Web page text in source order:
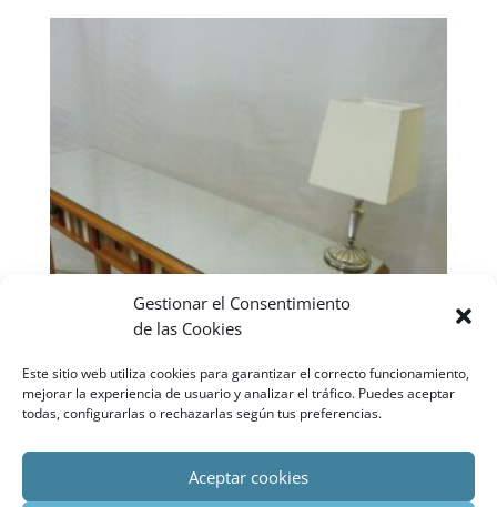
Gestionar el Consentimiento
de las Cookies
Este sitio web utiliza cookies para garantizar el correcto funcionamiento,
mejorar la experiencia de usuario y analizar el tráfico. Puedes aceptar
todas, configurarlas o rechazarlas según tus preferencias.
Aceptar cookies
ENTRADA